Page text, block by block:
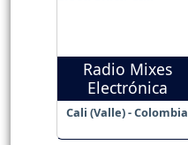
Radio Mixes
Electrónica
Cali (Valle) - Colombia